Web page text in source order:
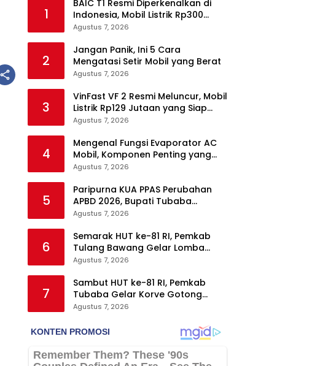
1
BAIC T1 Resmi Diperkenalkan di
Indonesia, Mobil Listrik Rp300
Jutaan Siap Ramaikan Pasar EV
Agustus 7, 2026
2
Jangan Panik, Ini 5 Cara
Mengatasi Setir Mobil yang Berat
Agustus 7, 2026
3
VinFast VF 2 Resmi Meluncur, Mobil
Listrik Rp129 Jutaan yang Siap
Jadi Alternatif Pengganti Motor
Agustus 7, 2026
4
Mengenal Fungsi Evaporator AC
Mobil, Komponen Penting yang
Sering Terlupakan
Agustus 7, 2026
5
Paripurna KUA PPAS Perubahan
APBD 2026, Bupati Tubaba
Targetkan Pendapatan Daerah
Agustus 7, 2026
6
Semarak HUT ke-81 RI, Pemkab
Tulang Bawang Gelar Lomba
Senam Udang Manis
Agustus 7, 2026
7
Sambut HUT ke-81 RI, Pemkab
Tubaba Gelar Korve Gotong
Royong dan Bersih-Bersih
Agustus 7, 2026